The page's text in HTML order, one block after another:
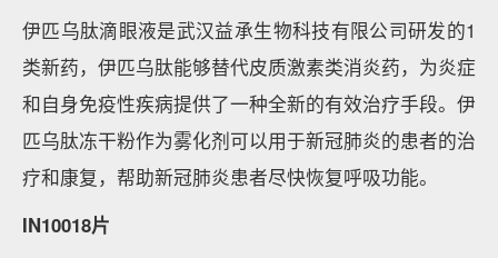
伊匹乌肽滴眼液是武汉益承生物科技有限公司研发的1
类新药，伊匹乌肽能够替代皮质激素类消炎药，为炎症
和自身免疫性疾病提供了一种全新的有效治疗手段。伊
匹乌肽冻干粉作为雾化剂可以用于新冠肺炎的患者的治
疗和康复，帮助新冠肺炎患者尽快恢复呼吸功能。
IN10018片